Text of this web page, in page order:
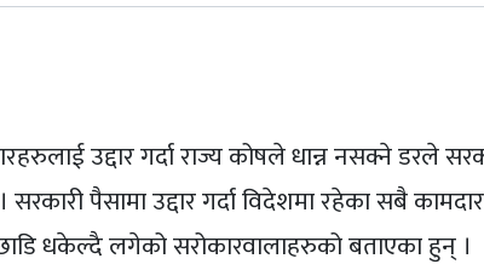
उद्दार गर्दा राज्य कोषले धान्न नसक्ने डरले
पैसामा उद्दार गर्दा विदेशमा रहेका सबै
धकेल्दै लगेको सरोकारवालाहरुको बताएका हुन् ।